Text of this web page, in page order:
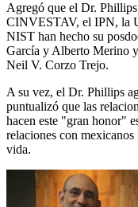
Agregó que el Dr.
CINVESTAV, el IPN, la
NIST han hecho su
García y Alberto Merino
Neil V. Corzo Trejo.
A su vez, el Dr. Phillips
puntualizó que las
hacen este "gran honor"
relaciones con
vida.